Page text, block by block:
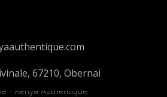
67210, Obernai